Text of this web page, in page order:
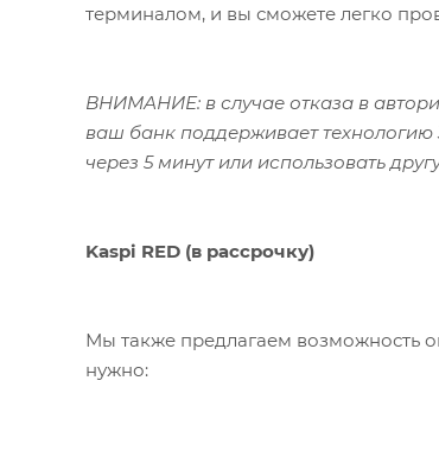
терминалом, и вы сможете легко
ВНИМАНИЕ: в случае отказа в
ваш банк поддерживает технологию
через 5 минут или использовать
Kaspi RED (в рассрочку)
Мы также предлагаем возможность
нужно: